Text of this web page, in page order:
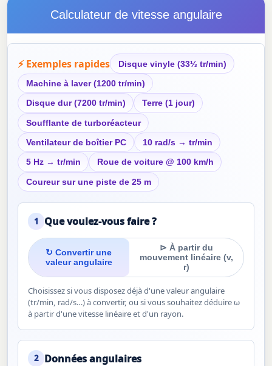
Calculateur de vitesse angulaire
⚡ Exemples rapides Disque vinyle (33⅓ tr/min)
Machine à laver (1200 tr/min)
Disque dur (7200 tr/min) Terre (1 jour)
Soufflante de turboréacteur
Ventilateur de boîtier PC 10 rad/s → tr/min
5 Hz → tr/min Roue de voiture @ 100 km/h
Coureur sur une piste de 25 m
1 Que voulez-vous faire ?
↻ Convertir une
valeur angulaire
⊳ À partir du
mouvement linéaire (v,
r)
Choisissez si vous disposez déjà d'une valeur angulaire
(tr/min, rad/s…) à convertir, ou si vous souhaitez déduire ω
à partir d'une vitesse linéaire et d'un rayon.
2 Données angulaires